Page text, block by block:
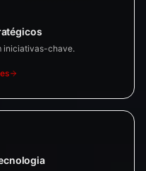
iniciativas-chave.